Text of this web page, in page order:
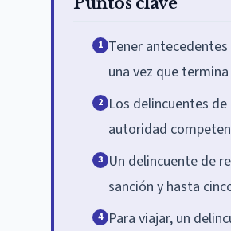
1 Tener
una vez que
2 Los delincuentes
autoridad
3 Un delincuente de
sanción y hasta
4 Para viajar, un